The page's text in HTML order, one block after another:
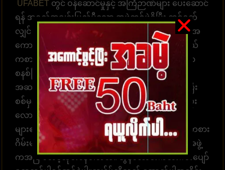
UFABET တွင် ဝန်ဆောင်မှုနှင့် အကြံဉာဏ်များ ပေးဆောင်
ရန် အရည်အချင်းပြည့်မီသော အဖွဲ့တစ်ဖွဲ့ရှိပြီး တစ်ရက်
လျှင် 24 နာရီ အကြံဉာဏ်များ ပေးဆောင်နိုင်ပါသည်။ အ
ကောင့်ထဲဝင်လာပြီး လောင်းကစားဂိမ်းများကို ရွေးချယ်
ကစားပါ။ အချိန်နှင့်တစ်ပြေးညီ လောင်းကစားနိုင်သော
စနစ်ဖြစ်ပါတယ်။ အလောင်းအစားရွေးချယ်ရန်
အဆင်သင့်ဖြစ်နေပါပြီ။ ထိထိရောက်ရောက် မြန်ဆန်ပြီး
စစ်မှန်သော ပေးချေမှုများ၊ နံပါတ် 1 တိုက်ရိုက်ဘောလုံး
လောင်းကစားဝက်ဘ်ဆိုက် UFABET သည် လူအ
များ၏နှလုံးသားကို အနိုင်ယူသည်။ အွန်လိုင်းလောင်းကစား
ဂိမ်းများကို အချိန်မရွေးကစားရန် ဝန်ဆောင်မှုပေးတဲ့အဖွဲ့
ကအမြဲ စောင့်ဆိုင်းနေပါတယ်။ အွန်လောင်းကစားဂိမ်းပျော်